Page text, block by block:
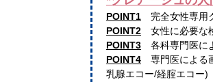
POINT1 完全女性専用
POINT2 女性に必要な
POINT3 各科専門医に
POINT4 専門医による
乳腺エコー/経腟エコー)